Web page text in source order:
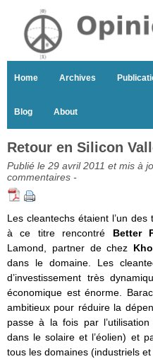
Home Archives
Blog About
Retour en Silicon
Publié le 29 avril 2011 et mis à
commentaires -
Les cleantechs étaient l’un
à ce titre rencontré Better
Lamond, partner de chez
dans le domaine. Les
d’investissement très
économique est énorme.
ambitieux pour réduire la
passe à la fois par l’utilisation
dans le solaire et l’éolien) et
tous les domaines (industriels et